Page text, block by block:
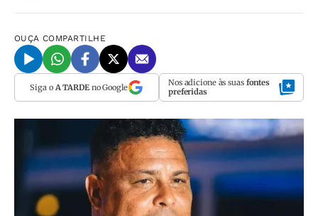
OUÇA COMPARTILHE
Siga o A TARDEno Google Nos adicione às suas fontes
preferidas